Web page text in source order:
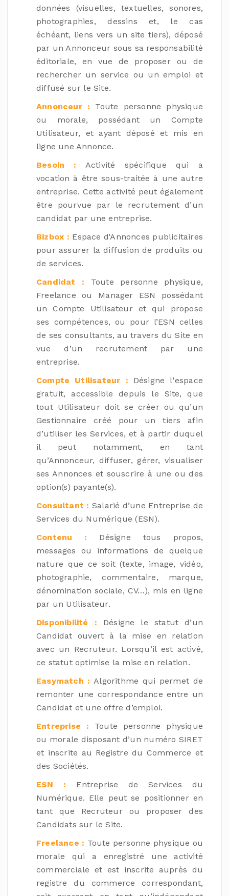
données (visuelles, textuelles, sonores,
photographies, dessins et, le cas
échéant, liens vers un site tiers), déposé
par un Annonceur sous sa responsabilité
éditoriale, en vue de proposer ou de
rechercher un service ou un emploi et
diffusé sur le Site.
Annonceur : Toute personne physique
ou morale, possédant un Compte
Utilisateur, et ayant déposé et mis en
ligne une Annonce.
Besoin : Activité spécifique qui a
vocation à être sous-traitée à une autre
entreprise. Cette activité peut également
être pourvue par le recrutement d’un
candidat par une entreprise.
Bizbox : Espace d'Annonces publicitaires
pour assurer la diffusion de produits ou
de services.
Candidat : Toute personne physique,
Freelance ou Manager ESN possédant
un Compte Utilisateur et qui propose
ses compétences, ou pour l’ESN celles
de ses consultants, au travers du Site en
vue d’un recrutement par une
entreprise.
Compte Utilisateur : Désigne l'espace
gratuit, accessible depuis le Site, que
tout Utilisateur doit se créer ou qu’un
Gestionnaire créé pour un tiers afin
d’utiliser les Services, et à partir duquel
il peut notamment, en tant
qu’Annonceur, diffuser, gérer, visualiser
ses Annonces et souscrire à une ou des
option(s) payante(s).
Consultant : Salarié d’une Entreprise de
Services du Numérique (ESN).
Contenu : Désigne tous propos,
messages ou informations de quelque
nature que ce soit (texte, image, vidéo,
photographie, commentaire, marque,
dénomination sociale, CV…), mis en ligne
par un Utilisateur.
Disponibilité : Désigne le statut d’un
Candidat ouvert à la mise en relation
avec un Recruteur. Lorsqu’il est activé,
ce statut optimise la mise en relation.
Easymatch : Algorithme qui permet de
remonter une correspondance entre un
Candidat et une offre d’emploi.
Entreprise : Toute personne physique
ou morale disposant d’un numéro SIRET
et inscrite au Registre du Commerce et
des Sociétés.
ESN : Entreprise de Services du
Numérique. Elle peut se positionner en
tant que Recruteur ou proposer des
Candidats sur le Site.
Freelance : Toute personne physique ou
morale qui a enregistré une activité
commerciale et est inscrite auprès du
registre du commerce correspondant,